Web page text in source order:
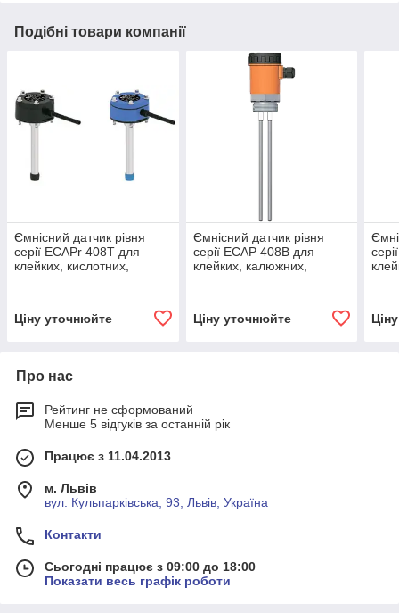
Подібні товари компанії
Ємнісний датчик рівня
серії ECAPr 408T для
клейких, кислотних,
Ціну уточнюйте
Ємнісний датчик рівня
серії ECAP 408B для
клейких, калюжних,
Ціну уточнюйте
Про нас
Рейтинг не сформований
Менше 5 відгуків за останній рік
Працює з 11.04.2013
м. Львів
вул. Кульпарківська, 93, Львів, Україна
Контакти
Сьогодні працює з 09:00 до 18:00
Показати весь графік роботи